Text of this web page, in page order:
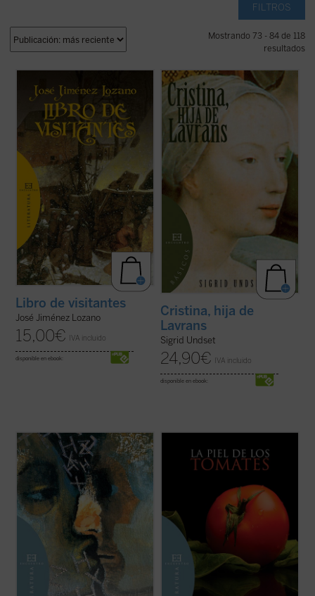
FILTROS
Mostrando 73 - 84 de 118
resultados
visitantes. Encontrado el manuscrito
original por un viajero inglés a finales del
siglo XIX en la biblioteca del Monasterio del
Monte Athos, fue copiado, traducido y,
avatares del destino, vendido por ...(ver
Libro de visitantes
José Jiménez Lozano
15,00€ IVA incluido
disponible en ebook:
Obra cumbre de la escritora noruega
Sigrid Undset (1882-1949),
Cristina, hija de
está considerada la mejor novela
histórica del siglo XX. Narra la vida de
Cristina, una joven inmersa en un mundo de
pasiones y desesperanzas. ...
Cristina, hija de
Lavrans
Sigrid Undset
24,90€ IVA incluido
disponible en ebook:
«---Habla. ¿Crees en Él?
Barrabás meneó negativamente la cabeza.
---¿No? Entonces ¿por qué llevas su
nombre en la placa?
Barrabás seguía mudo.
---¿No es tu Dios? ¿Acaso no significa eso
la inscripción?
(ver ficha)
31 cuentos inéditos del Premio Cervantes
de Literatura 2002. En cada uno de ellos «lo
eterno se esconde en cualquier pliegue de
mirada y sorprender, donde ...(ver ficha)